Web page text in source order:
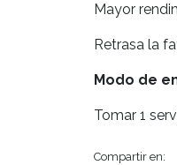
Mayor
Retrasa la
Modo de
Tomar 1
Compartir en: